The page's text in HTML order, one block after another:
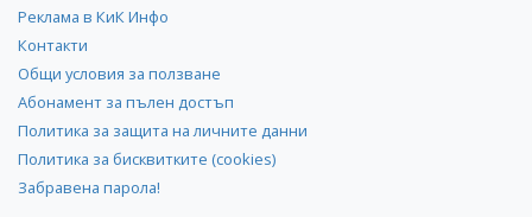
Реклама в КиК Инфо
Контакти
Общи условия за ползване
Абонамент за пълен достъп
Политика за защита на личните данни
Политика за бисквитките (cookies)
Забравена парола!